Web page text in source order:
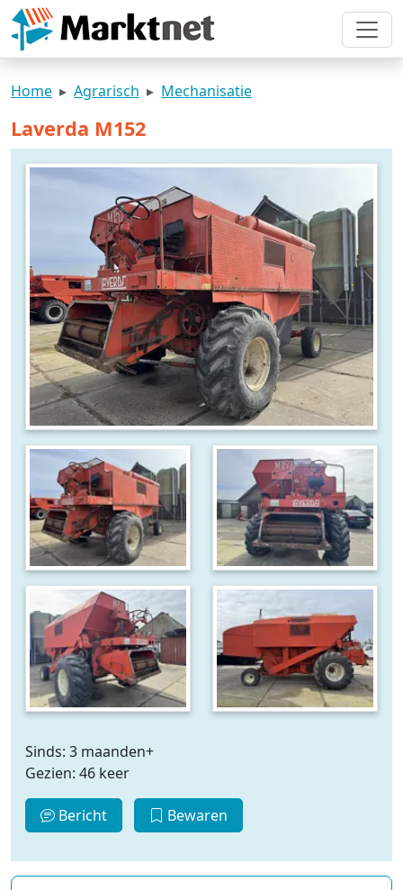
Home Agrarisch Mechanisatie
Laverda M152
Sinds: 3 maanden+
Gezien: 46 keer
Bericht Bewaren